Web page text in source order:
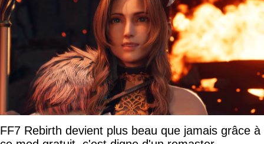
FF7 Rebirth devient plus beau que jamais grâce à